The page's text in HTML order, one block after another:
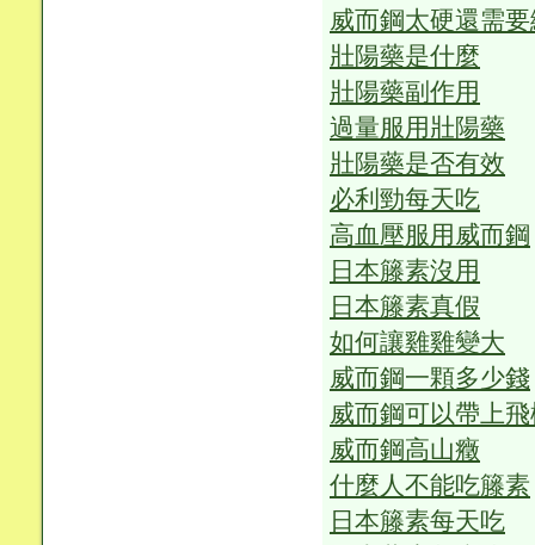
威而鋼太硬還需
壯陽藥是什麼
壯陽藥副作用
過量服用壯陽藥
壯陽藥是否有效
必利勁每天吃
高血壓服用威而鋼
日本籐素沒用
日本籐素真假
如何讓雞雞變大
威而鋼一顆多少錢
威而鋼可以帶上
威而鋼高山癥
什麼人不能吃籐素
日本籐素每天吃